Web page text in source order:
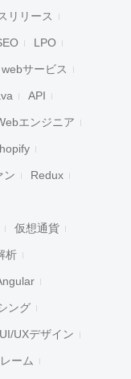
リリース
LPO
webサービス
API
エンジニア
ン Redux
仮想通貨
析
ング
UI/UXデザイン
ーム